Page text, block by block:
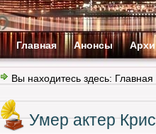
Главная Анонсы
Вы находитесь здесь: Главная
Умер актер